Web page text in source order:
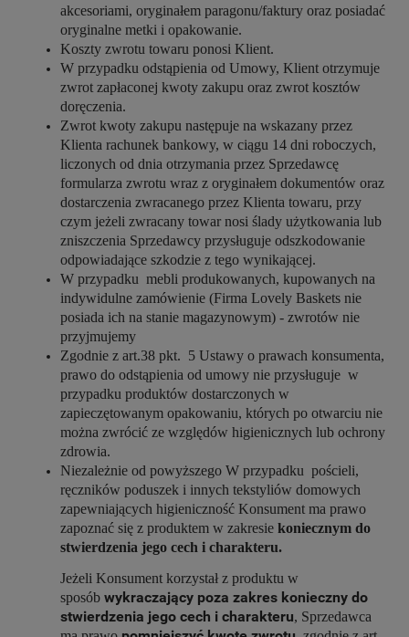
akcesoriami, oryginałem paragonu/faktury oraz posiadać
oryginalne metki i opakowanie.
Koszty zwrotu towaru ponosi Klient.
W przypadku odstąpienia od Umowy, Klient otrzymuje
zwrot zapłaconej kwoty zakupu oraz zwrot kosztów
doręczenia.
Zwrot kwoty zakupu następuje na wskazany przez
Klienta rachunek bankowy, w ciągu 14 dni roboczych,
liczonych od dnia otrzymania przez Sprzedawcę
formularza zwrotu wraz z oryginałem dokumentów oraz
dostarczenia zwracanego przez Klienta towaru, przy
czym jeżeli zwracany towar nosi ślady użytkowania lub
zniszczenia Sprzedawcy przysługuje odszkodowanie
odpowiadające szkodzie z tego wynikającej.
W przypadku mebli produkowanych, kupowanych na
indywidulne zamówienie (Firma Lovely Baskets nie
posiada ich na stanie magazynowym) - zwrotów nie
przyjmujemy
Zgodnie z art.38 pkt. 5 Ustawy o prawach konsumenta,
prawo do odstąpienia od umowy nie przysługuje w
przypadku produktów dostarczonych w
zapieczętowanym opakowaniu, których po otwarciu nie
można zwrócić ze względów higienicznych lub ochrony
zdrowia.
Niezależnie od powyższego W przypadku pościeli,
ręczników poduszek i innych tekstyliów domowych
zapewniających higieniczność Konsument ma prawo
zapoznać się z produktem w zakresie koniecznym do
stwierdzenia jego cech i charakteru.
Jeżeli Konsument korzystał z produktu w
sposób wykraczający poza zakres konieczny do
stwierdzenia jego cech i charakteru, Sprzedawca